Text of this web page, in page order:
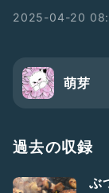
#ぶつ切りラジオ
2025-04-20
萌芽
過去の収録
ぶ